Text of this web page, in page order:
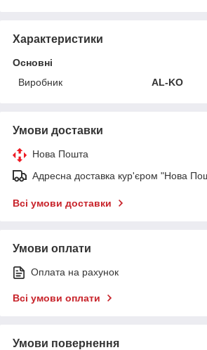
Характеристики
Основні
Виробник
AL-KO
Умови доставки
Нова Пошта
Адресна доставка кур'єром "Нова
Всі умови доставки
Умови оплати
Оплата на рахунок
Всі умови оплати
Умови повернення